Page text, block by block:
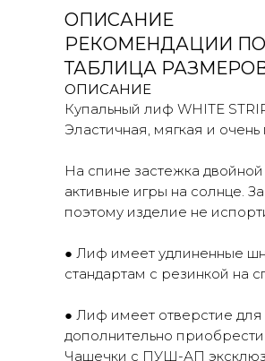
ОПИСАНИЕ
РЕКОМЕНДАЦИИ
ТАБЛИЦА
ОПИСАНИЕ
Купальный лиф WHITE
Эластичная, мягкая и
На спине застежка
активные игры на солнце.
поэтому изделие не
● Лиф имеет удлиненные
стандартам с резинкой на
● Лиф имеет отверстие
дополнительно
Чашечки с ПУШ-АП